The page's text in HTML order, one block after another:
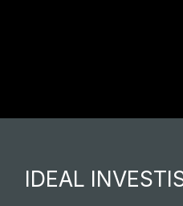
IDEAL